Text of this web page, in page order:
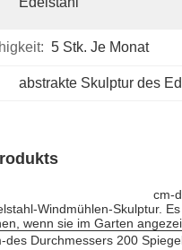
5 Stk. Je Monat
abstrakte Skulptur des
cm-
Windmühlen-Skulptur.
wenn sie im Garten
des Durchmessers 200